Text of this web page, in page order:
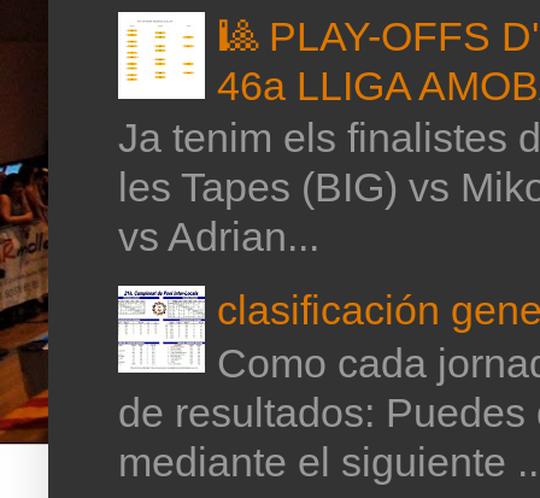
🎱 PLAY-OFFS
46a LLIGA
Ja tenim els finalistes
les Tapes (BIG) vs
vs Adrian...
clasificación
Como cada
de resultados:
mediante el siguiente